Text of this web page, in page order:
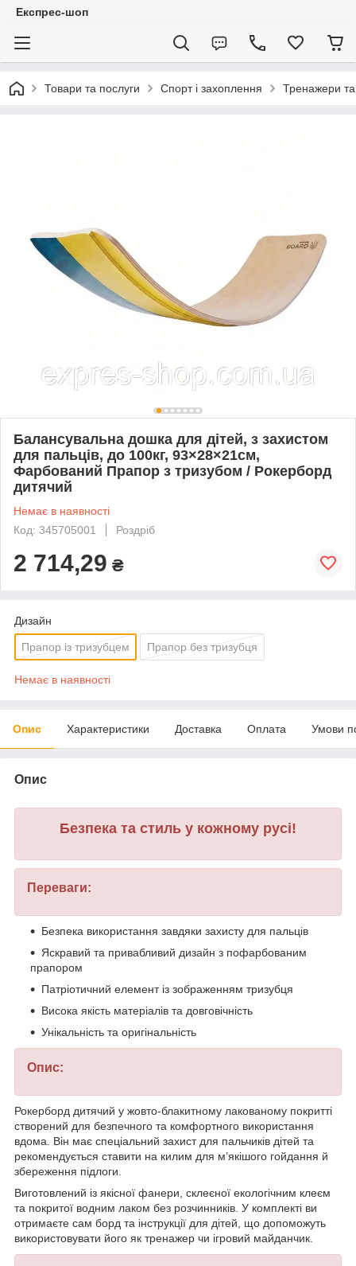
Експрес-шоп
Товари та послуги Спорт і захоплення Тренажери
Балансувальна дошка для дітей, з захистом
для пальців, до 100кг, 93×28×21см,
Фарбований Прапор з тризубом / Рокерборд
дитячий
Немає в наявності
Код: 345705001
Роздріб
2 714,29 ₴
Дизайн
Прапор із тризубцем Прапор без тризубця
Немає в наявності
Опис Характеристики Доставка Оплата Умови
Опис
Безпека та стиль у кожному русі!
Переваги:
Безпека використання завдяки захисту для пальців
Яскравий та привабливий дизайн з пофарбованим
прапором
Патріотичний елемент із зображенням тризубця
Висока якість матеріалів та довговічність
Унікальність та оригінальність
Опис:
Рокерборд дитячий у жовто-блакитному лакованому покритті
створений для безпечного та комфортного використання
вдома. Він має спеціальний захист для пальчиків дітей та
рекомендується ставити на килим для м’якішого гойдання й
збереження підлоги.
Виготовлений із якісної фанери, склеєної екологічним клеєм
та покритої водним лаком без розчинників. У комплекті ви
отримаєте сам борд та інструкції для дітей, що допоможуть
використовувати його як тренажер чи ігровий майданчик.